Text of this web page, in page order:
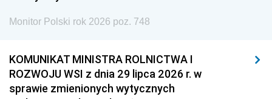
Monitor Polski rok 2026 poz. 748
KOMUNIKAT MINISTRA ROLNICTWA I
ROZWOJU WSI z dnia 29 lipca 2026 r. w
sprawie zmienionych wytycznych